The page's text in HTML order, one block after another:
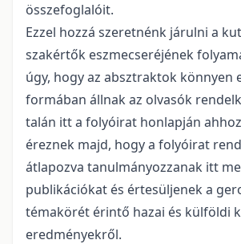
összefoglalóit.
Ezzel hozzá szeretnénk járulni a
szakértők eszmecseréjének
úgy, hogy az absztraktok könnyen
formában állnak az olvasók
talán itt a folyóirat honlapján
éreznek majd, hogy a folyóirat
átlapozva tanulmányozzanak itt
publikációkat és értesüljenek a
témakörét érintő hazai és külföldi
eredményekről.